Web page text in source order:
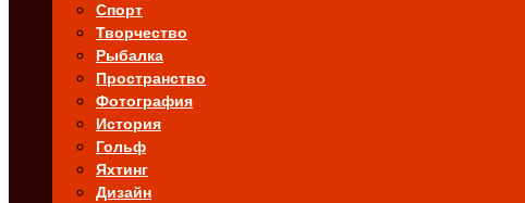
Спорт
Творчество
Рыбалка
Пространство
Фотография
История
Гольф
Яхтинг
Дизайн